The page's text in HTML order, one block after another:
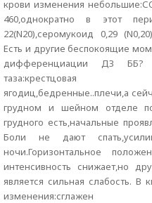
крови изменения
460,однократно в этот
22(N20),серомукоид 0,29
Есть и другие беспокоящие
дифференциации ДЗ
таза:крестцовая
ягодиц,бедренные..плечи,а
грудном и шейном отделе
грудного есть,начальные
Боли не дают
ночи.Горизонтальное
интенсивность снижает,но
является сильная слабость. В